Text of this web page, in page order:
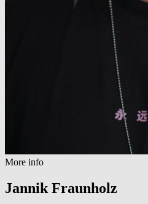
More info
Jannik Fraunholz